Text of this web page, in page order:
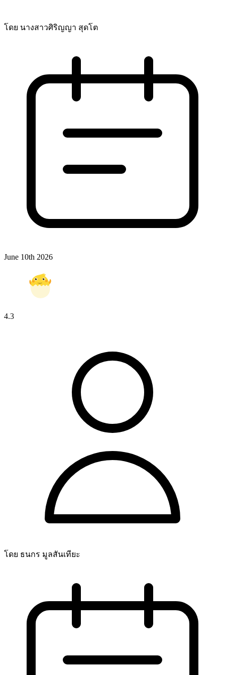
โดย นางสาวศิริญญา สุดโต
June 10th 2026
4.3
โดย ธนกร มูลสันเทียะ